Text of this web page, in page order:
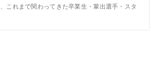
これまで関わってきた卒業生・輩出選手・スタ